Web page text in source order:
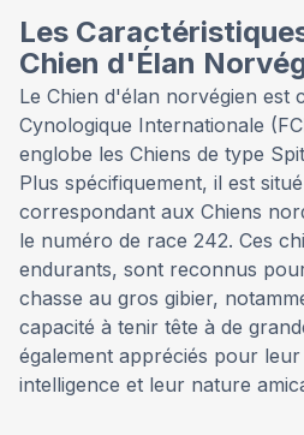
Les
Chien d'Élan
Le Chien d'élan norvégien est
Cynologique Internationale
englobe les Chiens de type
Plus spécifiquement, il est
correspondant aux Chiens
le numéro de race 242. Ces
endurants, sont reconnus
chasse au gros gibier,
capacité à tenir tête à de
également appréciés pour
intelligence et leur nature